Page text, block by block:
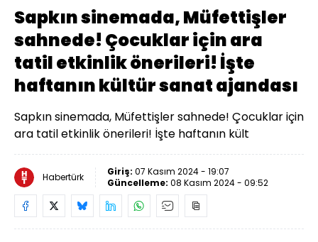
Sapkın sinemada, Müfettişler
sahnede! Çocuklar için ara
tatil etkinlik önerileri! İşte
haftanın kültür sanat ajandası
Sapkın sinemada, Müfettişler sahnede! Çocuklar için
ara tatil etkinlik önerileri! İşte haftanın kült
Habertürk Giriş: 07 Kasım 2024 - 19:07
Güncelleme: 08 Kasım 2024 - 09:52